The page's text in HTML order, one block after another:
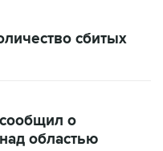
сбитых
о
областью